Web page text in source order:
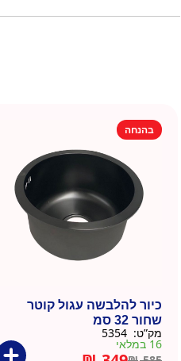
בהנחה
כיור להלבשה עגול קוטר
שחור 32 סמ
מק”ט:
16 במלאי